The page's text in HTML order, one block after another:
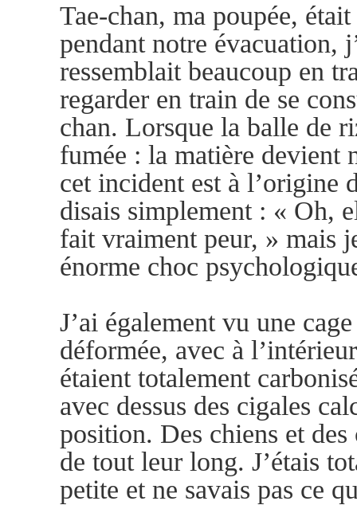
Tae-chan, ma poupée,
pendant notre évacuation,
ressemblait beaucoup en
regarder en train de se
chan. Lorsque la balle de
fumée : la matière devient
cet incident est à l’origine
disais simplement : « Oh,
fait vraiment peur, » mais
énorme choc
J’ai également vu une
déformée, avec à
étaient totalement
avec dessus des cigales
position. Des chiens et des
de tout leur long. J’étais
petite et ne savais pas ce